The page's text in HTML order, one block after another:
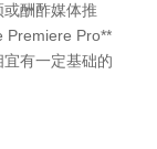
酬酢媒体推
Premiere Pro**
有一定基础的